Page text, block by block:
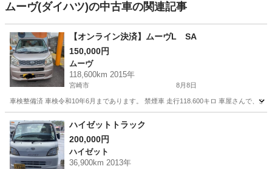
ムーヴ(ダイハツ)の中古車の関連記事
【オンライン決済】ムーヴL SA
150,000円
ムーヴ
118,600km 2015年
宮崎市 8月8日
車検整備済 車検令和10年6月まであります。 禁煙車 走行118.600キロ 車屋さんで、
宮崎 宮崎市 ムーヴ
ハイゼットトラック
200,000円
ハイゼット
36,900km 2013年